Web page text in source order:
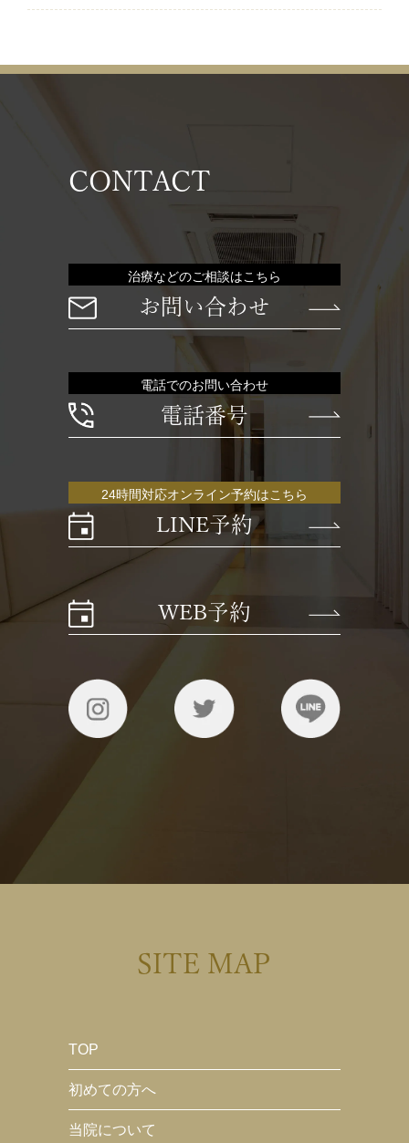
CONTACT
治療などのご相談はこちら
お問い合わせ
電話でのお問い合わせ
電話番号
24時間対応オンライン予約はこちら
LINE予約
WEB予約
SITE MAP
TOP
初めての方へ
当院について